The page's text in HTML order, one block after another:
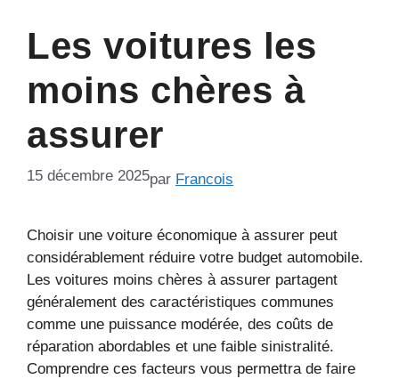
Les voitures les
moins chères à
assurer
15 décembre 2025par Francois
Choisir une voiture économique à assurer peut
considérablement réduire votre budget automobile.
Les voitures moins chères à assurer partagent
généralement des caractéristiques communes
comme une puissance modérée, des coûts de
réparation abordables et une faible sinistralité.
Comprendre ces facteurs vous permettra de faire